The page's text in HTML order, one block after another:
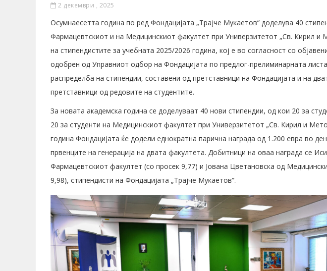
2 декември , 2025
Осумнаесетта година по ред Фондацијата „Трајче Мукаетов“ доделува 40
Фармацевтскиот и на Медицинскиот факултет при Универзитетот „Св. Кирил и
на стипендистите за учебната 2025/2026 година, кој е во согласност со
одобрен од Управниот одбор на Фондацијата по предлог-прелиминарната
распределба на стипендии, составени од претставници на Фондацијата и на
претставници од редовите на студентите.
За новата академска година се доделуваат 40 нови стипендии, од кои 20 за
20 за студенти на Медицинскиот факултет при Универзитетот „Св. Кирил и
година Фондацијата ќе додели еднократна парична награда од 1.200 евра во
првенците на генерација на двата факултета. Добитници на оваа награда се
Фармацевтскиот факултет (со просек 9,77) и Јована Цветановска од
9,98), стипендисти на Фондацијата „Трајче Мукаетов“.